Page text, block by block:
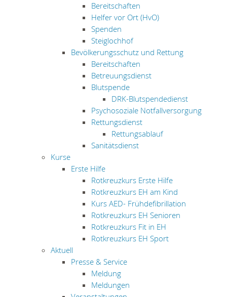
Bereitschaften
Helfer vor Ort (HvO)
Spenden
Steiglochhof
Bevölkerungsschutz und Rettung
Bereitschaften
Betreuungsdienst
Blutspende
DRK-Blutspendedienst
Psychosoziale Notfallversorgung
Rettungsdienst
Rettungsablauf
Sanitätsdienst
Kurse
Erste Hilfe
Rotkreuzkurs Erste Hilfe
Rotkreuzkurs EH am Kind
Kurs AED- Frühdefibrillation
Rotkreuzkurs EH Senioren
Rotkreuzkurs Fit in EH
Rotkreuzkurs EH Sport
Aktuell
Presse & Service
Meldung
Meldungen